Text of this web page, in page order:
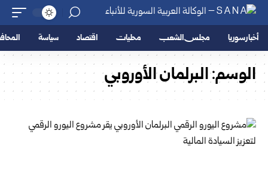
أخبار سوريا مجلس الشعب محليات اقتصاد سياسة
الوسم:البرلمان ‏الأوروبي